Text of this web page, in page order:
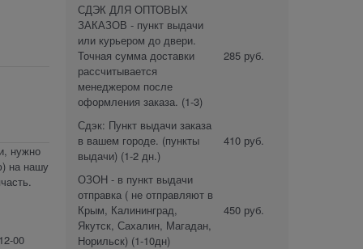
нужно
на нашу
00
СДЭК ДЛЯ ОПТОВЫХ
ЗАКАЗОВ - пункт выдачи
или курьером до двери.
Точная сумма доставки
рассчитывается
менеджером после
оформления заказа. (1-3)
285 руб.
Сдэк: Пункт выдачи заказа
в вашем городе. (пункты
выдачи) (1-2 дн.)
410 руб.
ОЗОН - в пункт выдачи
отправка ( не отправляют в
Крым, Калининград,
Якутск, Сахалин, Магадан,
Норильск) (1-10дн)
450 руб.